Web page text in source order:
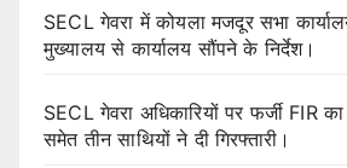
SECL गेवरा में कोयला मजदूर सभा
मुख्यालय से कार्यालय सौंपने के निर्देश।
SECL गेवरा अधिकारियों पर फर्जी FIR
समेत तीन साथियों ने दी गिरफ्तारी।